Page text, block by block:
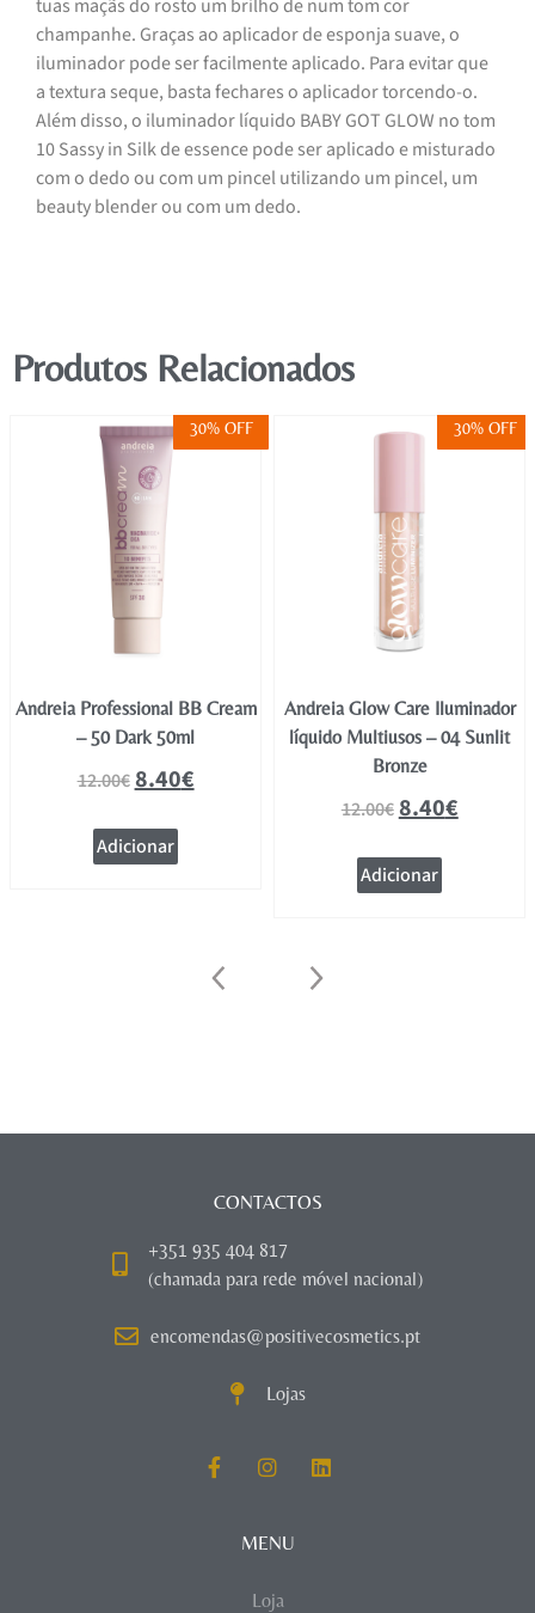
tuas maçãs do rosto um brilho de num tom cor
champanhe. Graças ao aplicador de esponja suave, o
iluminador pode ser facilmente aplicado. Para evitar que
a textura seque, basta fechares o aplicador torcendo-o.
Além disso, o iluminador líquido BABY GOT GLOW no tom
10 Sassy in Silk de essence pode ser aplicado e misturado
com o dedo ou com um pincel utilizando um pincel, um
beauty blender ou com um dedo.
Produtos Relacionados
30% OFF
Andreia Professional BB Cream
– 50 Dark 50ml
12.00€8.40€
Adicionar
30% OFF
Andreia Glow Care Iluminador
líquido Multiusos – 04 Sunlit
Bronze
12.00€8.40€
Adicionar
CONTACTOS
+351 935 404 817
(chamada para rede móvel nacional)
encomendas@positivecosmetics.pt
Lojas
MENU
Loja